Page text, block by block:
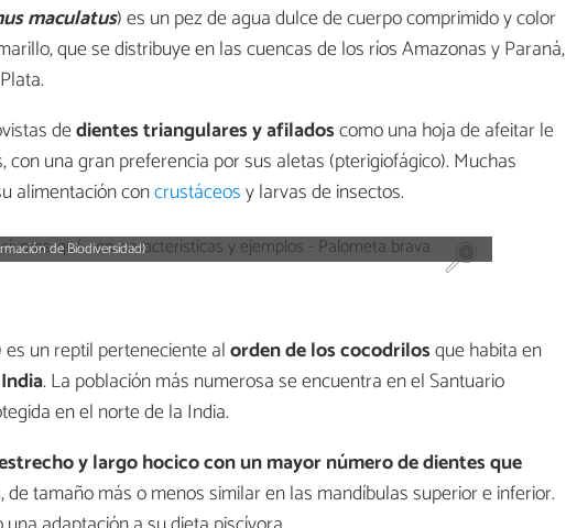
maculatus) es un pez de agua dulce de cuerpo comprimido y color
que se distribuye en las cuencas de los ríos Amazonas y Paraná,
dedientes triangulares y afiladoscomo una hoja de afeitar le
una gran preferencia por sus aletas (pterigiofágico). Muchas
alimentación concrustáceosy larvas de insectos.
de Biodiversidad)
es un reptil perteneciente alorden de los cocodrilosque habita en
. La población más numerosa se encuentra en el Santuario
en el norte de la India.
y largo hocico con un mayor número de dientes que
, de tamaño más o menos similar en las mandíbulas superior e inferior.